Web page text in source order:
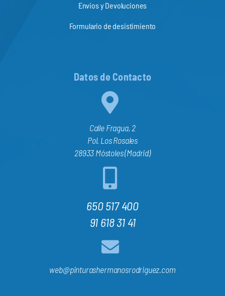
Envios y Devoluciones
Formulario de desistimiento
Datos de Contacto
Calle Fragua, 2
Pol. Los Rosales
28933 Móstoles (Madrid)
650 517 400
91 618 31 41
web@pinturashermanosrodriguez.com